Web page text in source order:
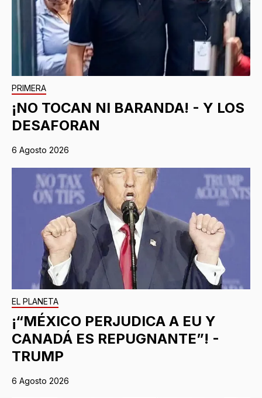
PRIMERA
¡NO TOCAN NI BARANDA! - Y LOS
DESAFORAN
6 Agosto 2026
EL PLANETA
¡“MÉXICO PERJUDICA A EU Y
CANADÁ ES REPUGNANTE”! -
TRUMP
6 Agosto 2026